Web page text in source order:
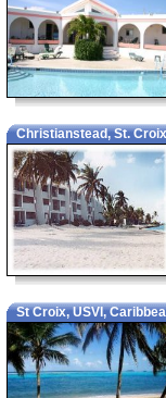
Christianstead, St.
St Croix, USVI,